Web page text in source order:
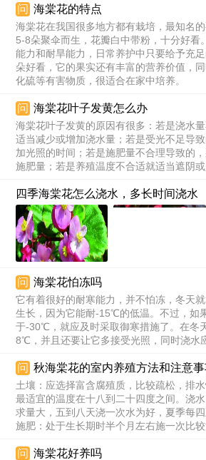
问 海棠花的特点
海棠花在我国很多地方都有栽培，最知名
5-8朵聚伞而生，花瓣白中带粉，十分好看
能力和耐旱能力，日常养护中只要给予充
朵好看，它的果实还有丰富的营养价值，
化硫等有害物质，很适合在家中培养。
问 海棠花叶子发黄怎么办
海棠花叶子发黄的原因有很多：若是浇水
适当减少或增加浇水量；若是受光不足导
加光照的时间；若是施肥量不合理导致的
施肥量；若是养殖温度不合适就适当遮阴或
四季海棠花怎么浇水，多长时间浇水
问 海棠花怕冻吗
它有着很好的耐寒能力，并不怕冻，冬天
生长，因为它能耐-15℃的低温。不过，如
于-30℃，就应及时采取御寒措施了。在冬
8℃，并且还要让它多接受光照，同时浇水
问 秋海棠花的室内养殖方法和注意事
土壤：应选择富含腐殖质，比较疏松，排
最适宜的温度在十八到二十四度之间。浇
求量大，五到八天浇一次水为好，夏季每四
施肥：处于生长期时半个月左右施一次比较
问 海棠花好养吗